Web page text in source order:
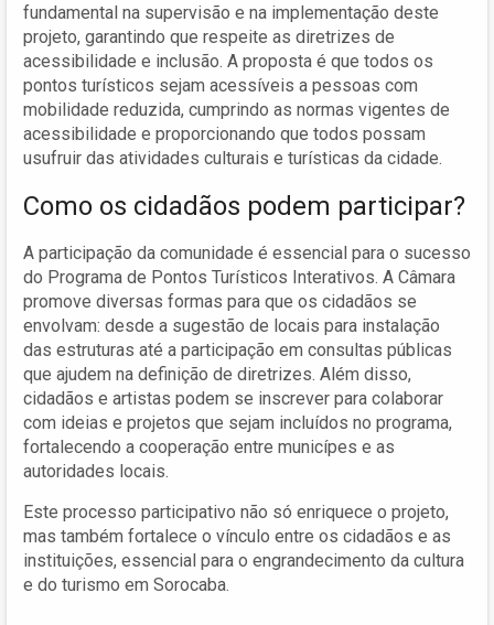
fundamental na supervisão e na implementação deste
projeto, garantindo que respeite as diretrizes de
acessibilidade e inclusão. A proposta é que todos os
pontos turísticos sejam acessíveis a pessoas com
mobilidade reduzida, cumprindo as normas vigentes de
acessibilidade e proporcionando que todos possam
usufruir das atividades culturais e turísticas da cidade.
Como os cidadãos podem participar?
A participação da comunidade é essencial para o sucesso
do Programa de Pontos Turísticos Interativos. A Câmara
promove diversas formas para que os cidadãos se
envolvam: desde a sugestão de locais para instalação
das estruturas até a participação em consultas públicas
que ajudem na definição de diretrizes. Além disso,
cidadãos e artistas podem se inscrever para colaborar
com ideias e projetos que sejam incluídos no programa,
fortalecendo a cooperação entre municípes e as
autoridades locais.
Este processo participativo não só enriquece o projeto,
mas também fortalece o vínculo entre os cidadãos e as
instituições, essencial para o engrandecimento da cultura
e do turismo em Sorocaba.